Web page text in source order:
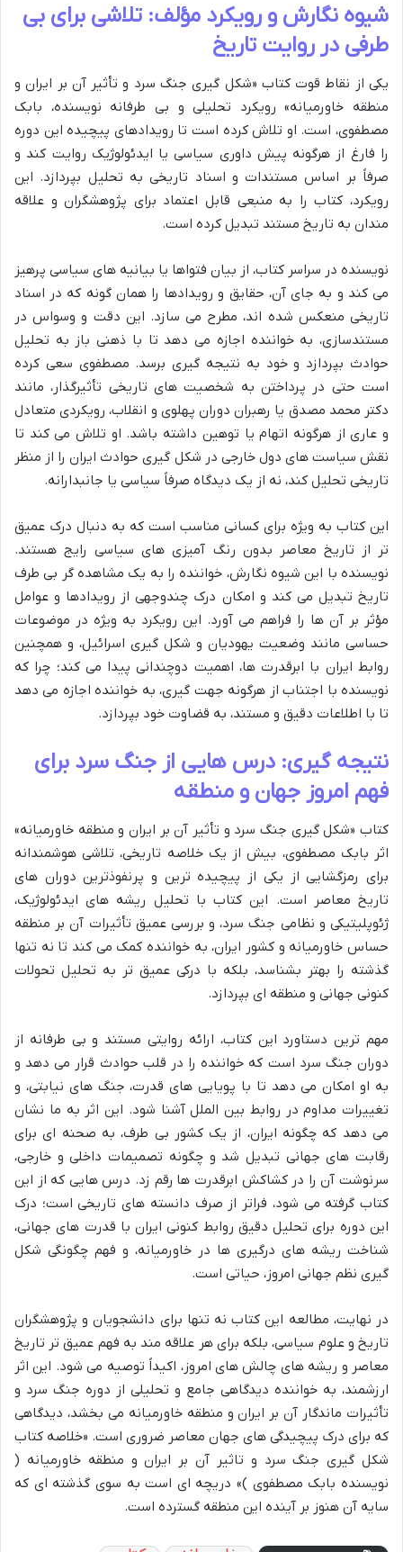
شیوه نگارش و رویکرد مؤلف: تلاشی برای بی
طرفی در روایت تاریخ
یکی از نقاط قوت کتاب «شکل گیری جنگ سرد و تأثیر آن بر ایران و
منطقه خاورمیانه» رویکرد تحلیلی و بی طرفانه نویسنده، بابک
مصطفوی، است. او تلاش کرده است تا رویدادهای پیچیده این دوره
را فارغ از هرگونه پیش داوری سیاسی یا ایدئولوژیک روایت کند و
صرفاً بر اساس مستندات و اسناد تاریخی به تحلیل بپردازد. این
رویکرد، کتاب را به منبعی قابل اعتماد برای پژوهشگران و علاقه
مندان به تاریخ مستند تبدیل کرده است.
نویسنده در سراسر کتاب، از بیان فتواها یا بیانیه های سیاسی پرهیز
می کند و به جای آن، حقایق و رویدادها را همان گونه که در اسناد
تاریخی منعکس شده اند، مطرح می سازد. این دقت و وسواس در
مستندسازی، به خواننده اجازه می دهد تا با ذهنی باز به تحلیل
حوادث بپردازد و خود به نتیجه گیری برسد. مصطفوی سعی کرده
است حتی در پرداختن به شخصیت های تاریخی تأثیرگذار، مانند
دکتر محمد مصدق یا رهبران دوران پهلوی و انقلاب، رویکردی متعادل
و عاری از هرگونه اتهام یا توهین داشته باشد. او تلاش می کند تا
نقش سیاست های دول خارجی در شکل گیری حوادث ایران را از منظر
تاریخی تحلیل کند، نه از یک دیدگاه صرفاً سیاسی یا جانبدارانه.
این کتاب به ویژه برای کسانی مناسب است که به دنبال درک عمیق
تر از تاریخ معاصر بدون رنگ آمیزی های سیاسی رایج هستند.
نویسنده با این شیوه نگارش، خواننده را به یک مشاهده گر بی طرف
تاریخ تبدیل می کند و امکان درک چندوجهی از رویدادها و عوامل
مؤثر بر آن ها را فراهم می آورد. این رویکرد به ویژه در موضوعات
حساسی مانند وضعیت یهودیان و شکل گیری اسرائیل، و همچنین
روابط ایران با ابرقدرت ها، اهمیت دوچندانی پیدا می کند؛ چرا که
نویسنده با اجتناب از هرگونه جهت گیری، به خواننده اجازه می دهد
تا با اطلاعات دقیق و مستند، به قضاوت خود بپردازد.
نتیجه گیری: درس هایی از جنگ سرد برای
فهم امروز جهان و منطقه
کتاب «شکل گیری جنگ سرد و تأثیر آن بر ایران و منطقه خاورمیانه»
اثر بابک مصطفوی، بیش از یک خلاصه تاریخی، تلاشی هوشمندانه
برای رمزگشایی از یکی از پیچیده ترین و پرنفوذترین دوران های
تاریخ معاصر است. این کتاب با تحلیل ریشه های ایدئولوژیک،
ژئوپلیتیکی و نظامی جنگ سرد، و بررسی عمیق تأثیرات آن بر منطقه
حساس خاورمیانه و کشور ایران، به خواننده کمک می کند تا نه تنها
گذشته را بهتر بشناسد، بلکه با درکی عمیق تر به تحلیل تحولات
کنونی جهانی و منطقه ای بپردازد.
مهم ترین دستاورد این کتاب، ارائه روایتی مستند و بی طرفانه از
دوران جنگ سرد است که خواننده را در قلب حوادث قرار می دهد و
به او امکان می دهد تا با پویایی های قدرت، جنگ های نیابتی، و
تغییرات مداوم در روابط بین الملل آشنا شود. این اثر به ما نشان
می دهد که چگونه ایران، از یک کشور بی طرف، به صحنه ای برای
رقابت های جهانی تبدیل شد و چگونه تصمیمات داخلی و خارجی،
سرنوشت آن را در کشاکش ابرقدرت ها رقم زد. درس هایی که از این
کتاب گرفته می شود، فراتر از صرف دانسته های تاریخی است؛ درک
این دوره برای تحلیل دقیق روابط کنونی ایران با قدرت های جهانی،
شناخت ریشه های درگیری ها در خاورمیانه، و فهم چگونگی شکل
گیری نظم جهانی امروز، حیاتی است.
در نهایت، مطالعه این کتاب نه تنها برای دانشجویان و پژوهشگران
تاریخ و علوم سیاسی، بلکه برای هر علاقه مند به فهم عمیق تر تاریخ
معاصر و ریشه های چالش های امروز، اکیداً توصیه می شود. این اثر
ارزشمند، به خواننده دیدگاهی جامع و تحلیلی از دوره جنگ سرد و
تأثیرات ماندگار آن بر ایران و منطقه خاورمیانه می بخشد، دیدگاهی
که برای درک پیچیدگی های جهان معاصر ضروری است. «خلاصه کتاب
شکل گیری جنگ سرد و تاثیر آن بر ایران و منطقه خاورمیانه (
نویسنده بابک مصطفوی )» دریچه ای است به سوی گذشته ای که
سایه آن هنوز بر آینده این منطقه گسترده است.